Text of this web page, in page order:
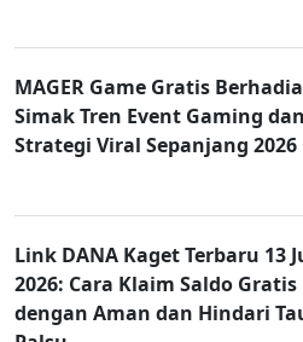
MAGER Game Gratis
Simak Tren Event Gaming dan
Strategi Viral Sepanjang 2026
Link DANA Kaget Terbaru 13
2026: Cara Klaim Saldo Gratis
dengan Aman dan Hindari